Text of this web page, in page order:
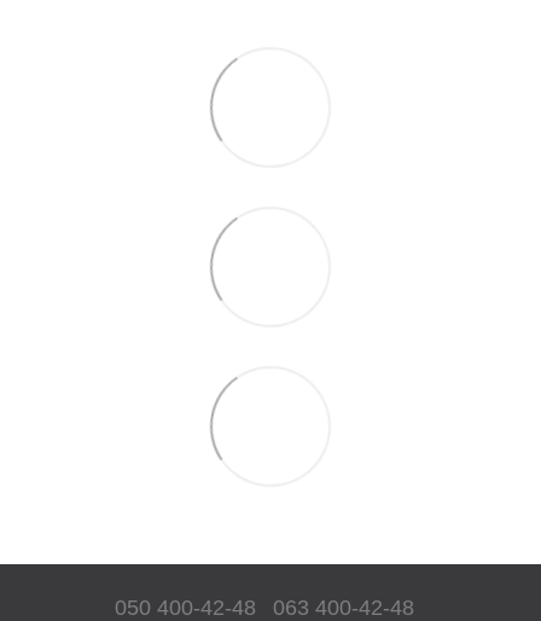
050 400-42-48 063 400-42-48